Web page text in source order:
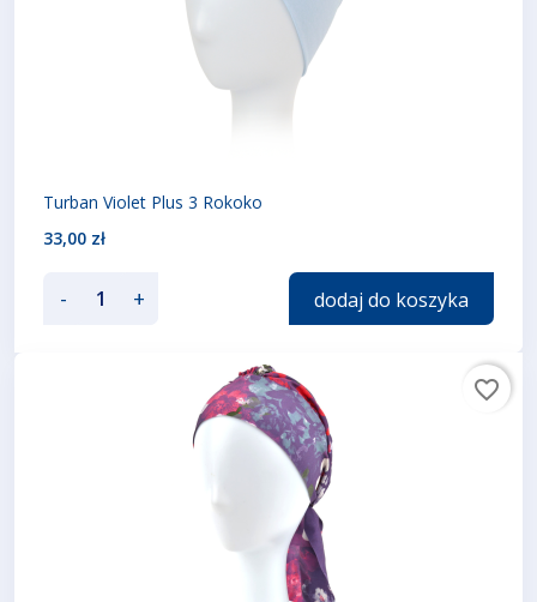
Turban Violet Plus 3 Rokoko
33,00 zł
- + dodaj do koszyka
favorite_border